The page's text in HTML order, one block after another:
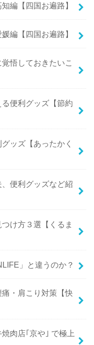
編【四国お遍路】
編【四国お遍路】
悟しておきたいこ
る便利グッズ【節約
ッズ【あったかく
、便利グッズなど紹
け方３選【くるま
」と違うのか？
痛・肩こり対策【快
肉店｢京や｣ で極上